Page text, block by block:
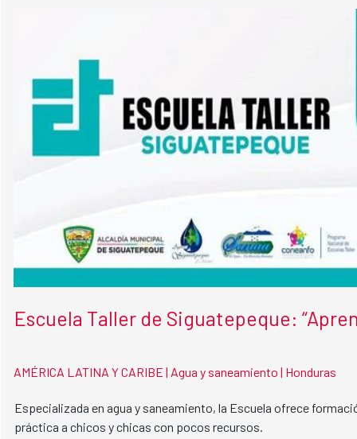
Escuela Taller de Siguatepeque:
AMÉRICA LATINA Y CARIBE | Agua y saneamiento | Honduras
Especializada en agua y saneamiento, la Escuela ofrece
práctica a chicos y chicas con pocos recursos.